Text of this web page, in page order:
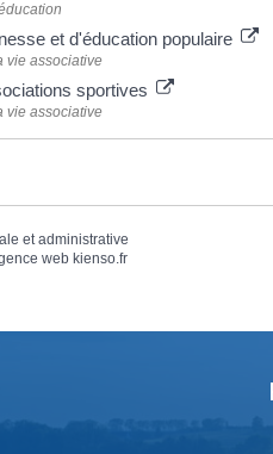
et d'éducation populaire
vie associative
sportives
vie associative
et administrative
web kienso.fr